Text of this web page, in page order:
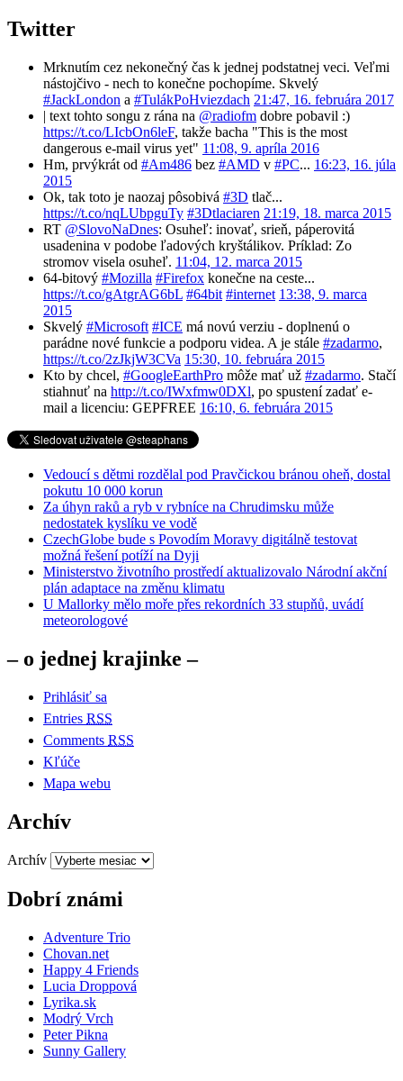
Twitter
Mrknutím cez nekonečný čas k jednej podstatnej veci. Veľmi
nástojčivo - nech to konečne pochopíme. Skvelý
#JackLondon a #TulákPoHviezdach 21:47, 16. februára 2017
| text tohto songu z rána na @radiofm dobre pobavil :)
https://t.co/LIcbOn6leF, takže bacha "This is the most
dangerous e-mail virus yet" 11:08, 9. apríla 2016
Hm, prvýkrát od #Am486 bez #AMD v #PC... 16:23, 16. júla
2015
Ok, tak toto je naozaj pôsobivá #3D tlač...
https://t.co/nqLUbpguTy #3Dtlaciaren 21:19, 18. marca 2015
RT @SlovoNaDnes: Osuheľ: inovať, srieň, páperovitá
usadenina v podobe ľadových kryštálikov. Príklad: Zo
stromov visela osuheľ. 11:04, 12. marca 2015
64-bitový #Mozilla #Firefox konečne na ceste...
https://t.co/gAtgrAG6bL #64bit #internet 13:38, 9. marca
2015
Skvelý #Microsoft #ICE má novú verziu - doplnenú o
parádne nové funkcie a podporu videa. A je stále #zadarmo,
https://t.co/2zJkjW3CVa 15:30, 10. februára 2015
Kto by chcel, #GoogleEarthPro môže mať už #zadarmo. Stačí
stiahnuť na http://t.co/IWxfmw0DXl, po spustení zadať e-
mail a licenciu: GEPFREE 16:10, 6. februára 2015
Vedoucí s dětmi rozdělal pod Pravčickou bránou oheň, dostal
pokutu 10 000 korun
Za úhyn raků a ryb v rybníce na Chrudimsku může
nedostatek kyslíku ve vodě
CzechGlobe bude s Povodím Moravy digitálně testovat
možná řešení potíží na Dyji
Ministerstvo životního prostředí aktualizovalo Národní akční
plán adaptace na změnu klimatu
U Mallorky mělo moře přes rekordních 33 stupňů, uvádí
meteorologové
– o jednej krajinke –
Prihlásiť sa
Entries RSS
Comments RSS
Kľúče
Mapa webu
Archív
Archív
Dobrí známi
Adventure Trio
Chovan.net
Happy 4 Friends
Lucia Droppová
Lyrika.sk
Modrý Vrch
Peter Pikna
Sunny Gallery